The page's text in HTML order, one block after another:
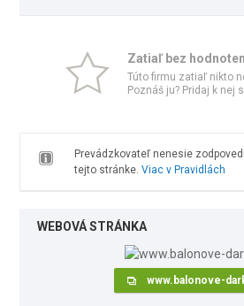
Zatiaľ bez
Túto firmu zatiaľ nikto
Poznáš ju? Pridaj k nej
Prevádzkovateľ nenesie
tejto stránke. Viac v Pravidlách
WEBOVÁ STRÁNKA
www.balonove-